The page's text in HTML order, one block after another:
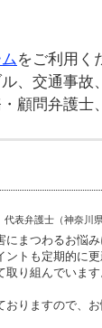
００８
須賀市大滝
せフォーム
企業法務・